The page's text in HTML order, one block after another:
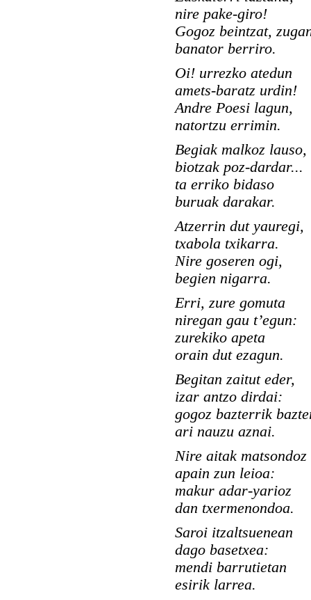
nire pake-giro!
Gogoz beintzat,
banator berriro.
Oi! urrezko atedun
amets-baratz urdin!
Andre Poesi lagun,
natortzu errimin.
Begiak malkoz lauso,
biotzak poz-dardar...
ta erriko bidaso
buruak darakar.
Atzerrin dut yauregi,
txabola txikarra.
Nire goseren ogi,
begien nigarra.
Erri, zure gomuta
niregan gau t’egun:
zurekiko apeta
orain dut ezagun.
Begitan zaitut eder,
izar antzo dirdai:
gogoz bazterrik
ari nauzu aznai.
Nire aitak matsondoz
apain zun leioa:
makur adar-yarioz
dan txermenondoa.
Saroi itzaltsuenean
dago basetxea:
mendi barrutietan
esirik larrea.